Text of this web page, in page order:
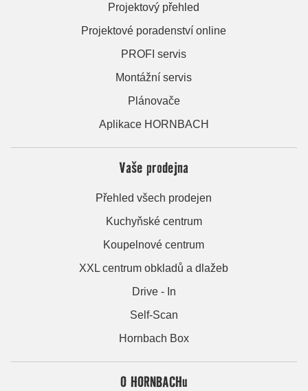
Projektový přehled
Projektové poradenství online
PROFI servis
Montážní servis
Plánovače
Aplikace HORNBACH
Vaše prodejna
Přehled všech prodejen
Kuchyňské centrum
Koupelnové centrum
XXL centrum obkladů a dlažeb
Drive - In
Self-Scan
Hornbach Box
O HORNBACHu